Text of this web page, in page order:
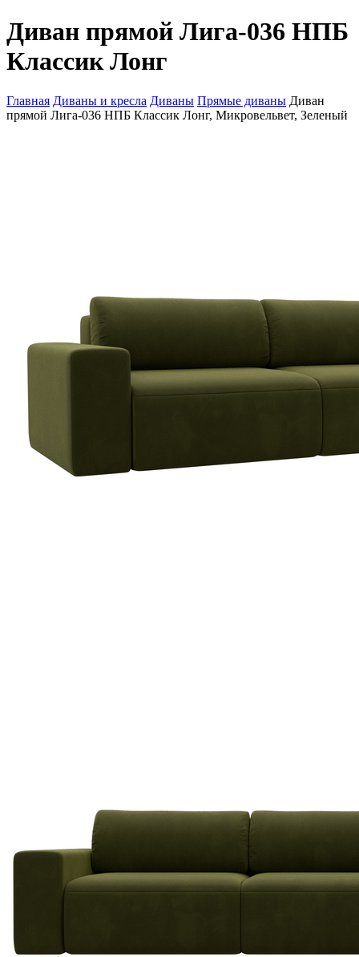
Диван прямой Лига-036 НПБ
Классик Лонг
Главная Диваны и кресла Диваны Прямые диваны Диван
прямой Лига-036 НПБ Классик Лонг, Микровельвет, Зеленый